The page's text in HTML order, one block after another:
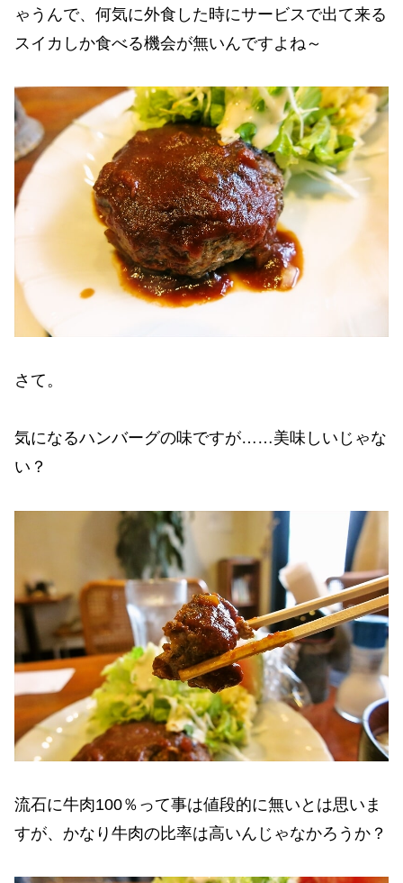
ゃうんで、何気に外食した時にサービスで出て来る
スイカしか食べる機会が無いんですよね～
さて。
気になるハンバーグの味ですが……美味しいじゃな
い？
流石に牛肉100％って事は値段的に無いとは思いま
すが、かなり牛肉の比率は高いんじゃなかろうか？